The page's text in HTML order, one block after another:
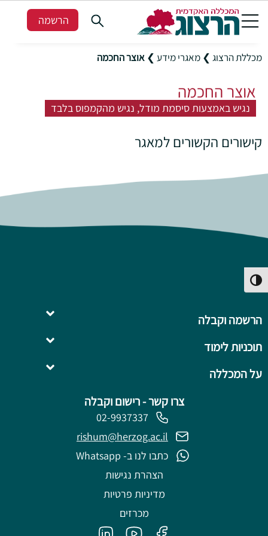
הפעל/כבה ניגודיות גבוהה
הרשמה
מכללת הרצוג ❯ מאגרי מידע ❯ אוצר החכמה
אוצר החכמה
נגיש באמצעות סיסמת מודל, נגיש מהקמפוס בלבד
קישורים הקשורים למאגר
צרו קשר - רישום וקבלה
02-9937337
rishum@herzog.ac.il
כתבו לנו ב- Whatsapp
הצהרת נגישות
מדיניות פרטיות
מכרזים
על המכללה
תוכניות לימוד
הרשמה וקבלה